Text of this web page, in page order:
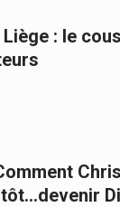
: le